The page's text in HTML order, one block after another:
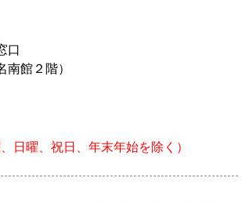
口
南館２階）
、日曜、祝日、年末年始を除く）